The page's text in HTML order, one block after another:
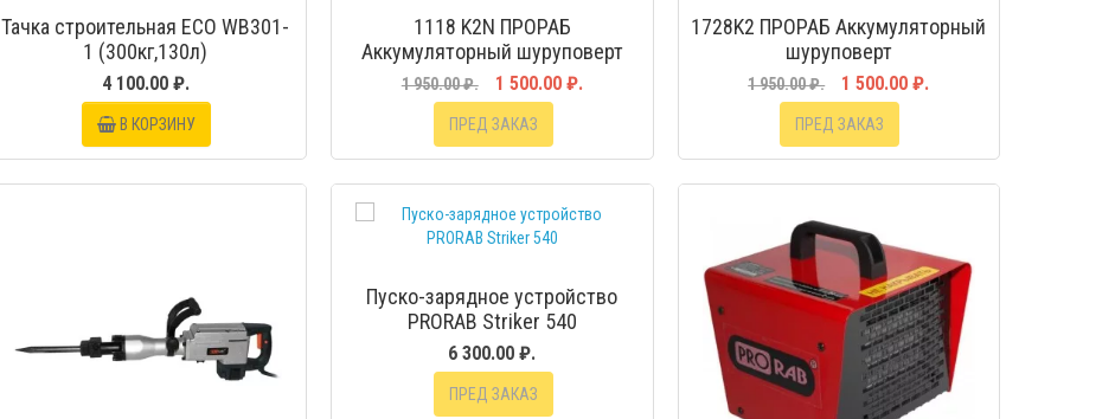
Тачка строительная ECO WB301-
1 (300кг,130л)
4 100.00 ₽.
В КОРЗИНУ
1118 K2N ПРОРАБ
Аккумуляторный шуруповерт
1 950.00 ₽. 1 500.00 ₽.
ПРЕД ЗАКАЗ
1728K2 ПРОРАБ Аккумуляторный
шуруповерт
1 950.00 ₽. 1 500.00 ₽.
ПРЕД ЗАКАЗ
БЫСТРЫЙ ПРОСМОТР
Пуско-зарядное устройство
PRORAB Striker 540
6 300.00 ₽.
ПРЕД ЗАКАЗ